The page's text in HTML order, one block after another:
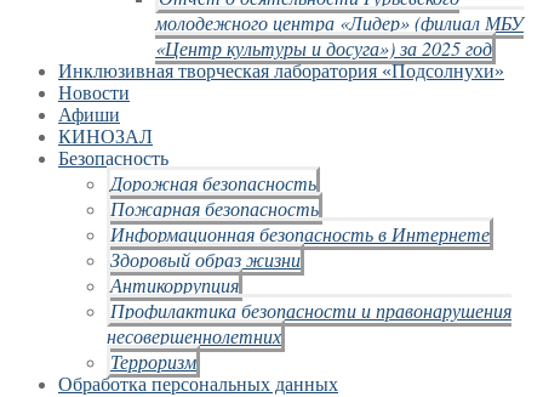
молодежного центра «Лидер» (филиал МБУ
«Центр культуры и досуга») за 2025 год
Инклюзивная творческая лаборатория «Подсолнухи»
Новости
Афиши
КИНОЗАЛ
Безопасность
Дорожная безопасность
Пожарная безопасность
Информационная безопасность в Интернете
Здоровый образ жизни
Антикоррупция
Профилактика безопасности и правонарушения
несовершеннолетних
Терроризм
Обработка персональных данных